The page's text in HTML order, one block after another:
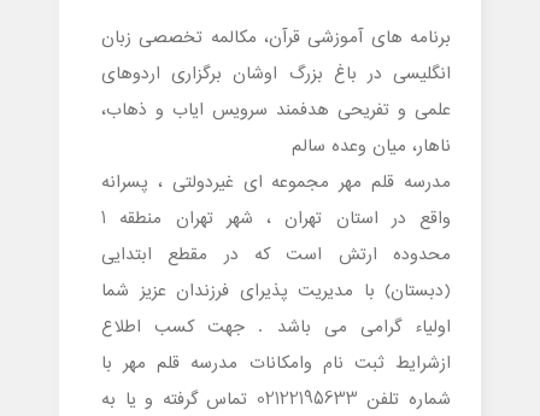
برنامه های آموزشی قرآن، مکالمه تخصصی زبان
انگلیسی در باغ بزرگ اوشان برگزاری اردوهای
علمی و تفریحی هدفمند سرویس ایاب و ذهاب،
ناهار، میان وعده سالم
مدرسه قلم مهر مجموعه ای غیردولتی ، پسرانه
واقع در استان تهران ، شهر تهران منطقه 1
محدوده ارتش است که در مقطع ابتدایی
(دبستان) با مدیریت پذیرای فرزندان عزیز شما
اولیاء گرامی می باشد . جهت کسب اطلاع
ازشرایط ثبت نام وامکانات مدرسه قلم مهر با
شماره تلفن 02122195633 تماس گرفته و یا به